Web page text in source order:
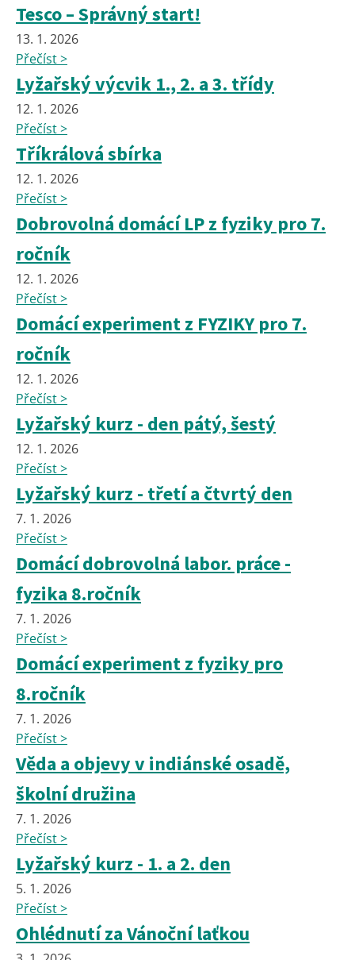
Tesco – Správný start!
13. 1. 2026
Přečíst >
Lyžařský výcvik 1., 2. a 3. třídy
12. 1. 2026
Přečíst >
Tříkrálová sbírka
12. 1. 2026
Přečíst >
Dobrovolná domácí LP z fyziky pro 7.
ročník
12. 1. 2026
Přečíst >
Domácí experiment z FYZIKY pro 7.
ročník
12. 1. 2026
Přečíst >
Lyžařský kurz - den pátý, šestý
12. 1. 2026
Přečíst >
Lyžařský kurz - třetí a čtvrtý den
7. 1. 2026
Přečíst >
Domácí dobrovolná labor. práce -
fyzika 8.ročník
7. 1. 2026
Přečíst >
Domácí experiment z fyziky pro
8.ročník
7. 1. 2026
Přečíst >
Věda a objevy v indiánské osadě,
školní družina
7. 1. 2026
Přečíst >
Lyžařský kurz - 1. a 2. den
5. 1. 2026
Přečíst >
Ohlédnutí za Vánoční laťkou